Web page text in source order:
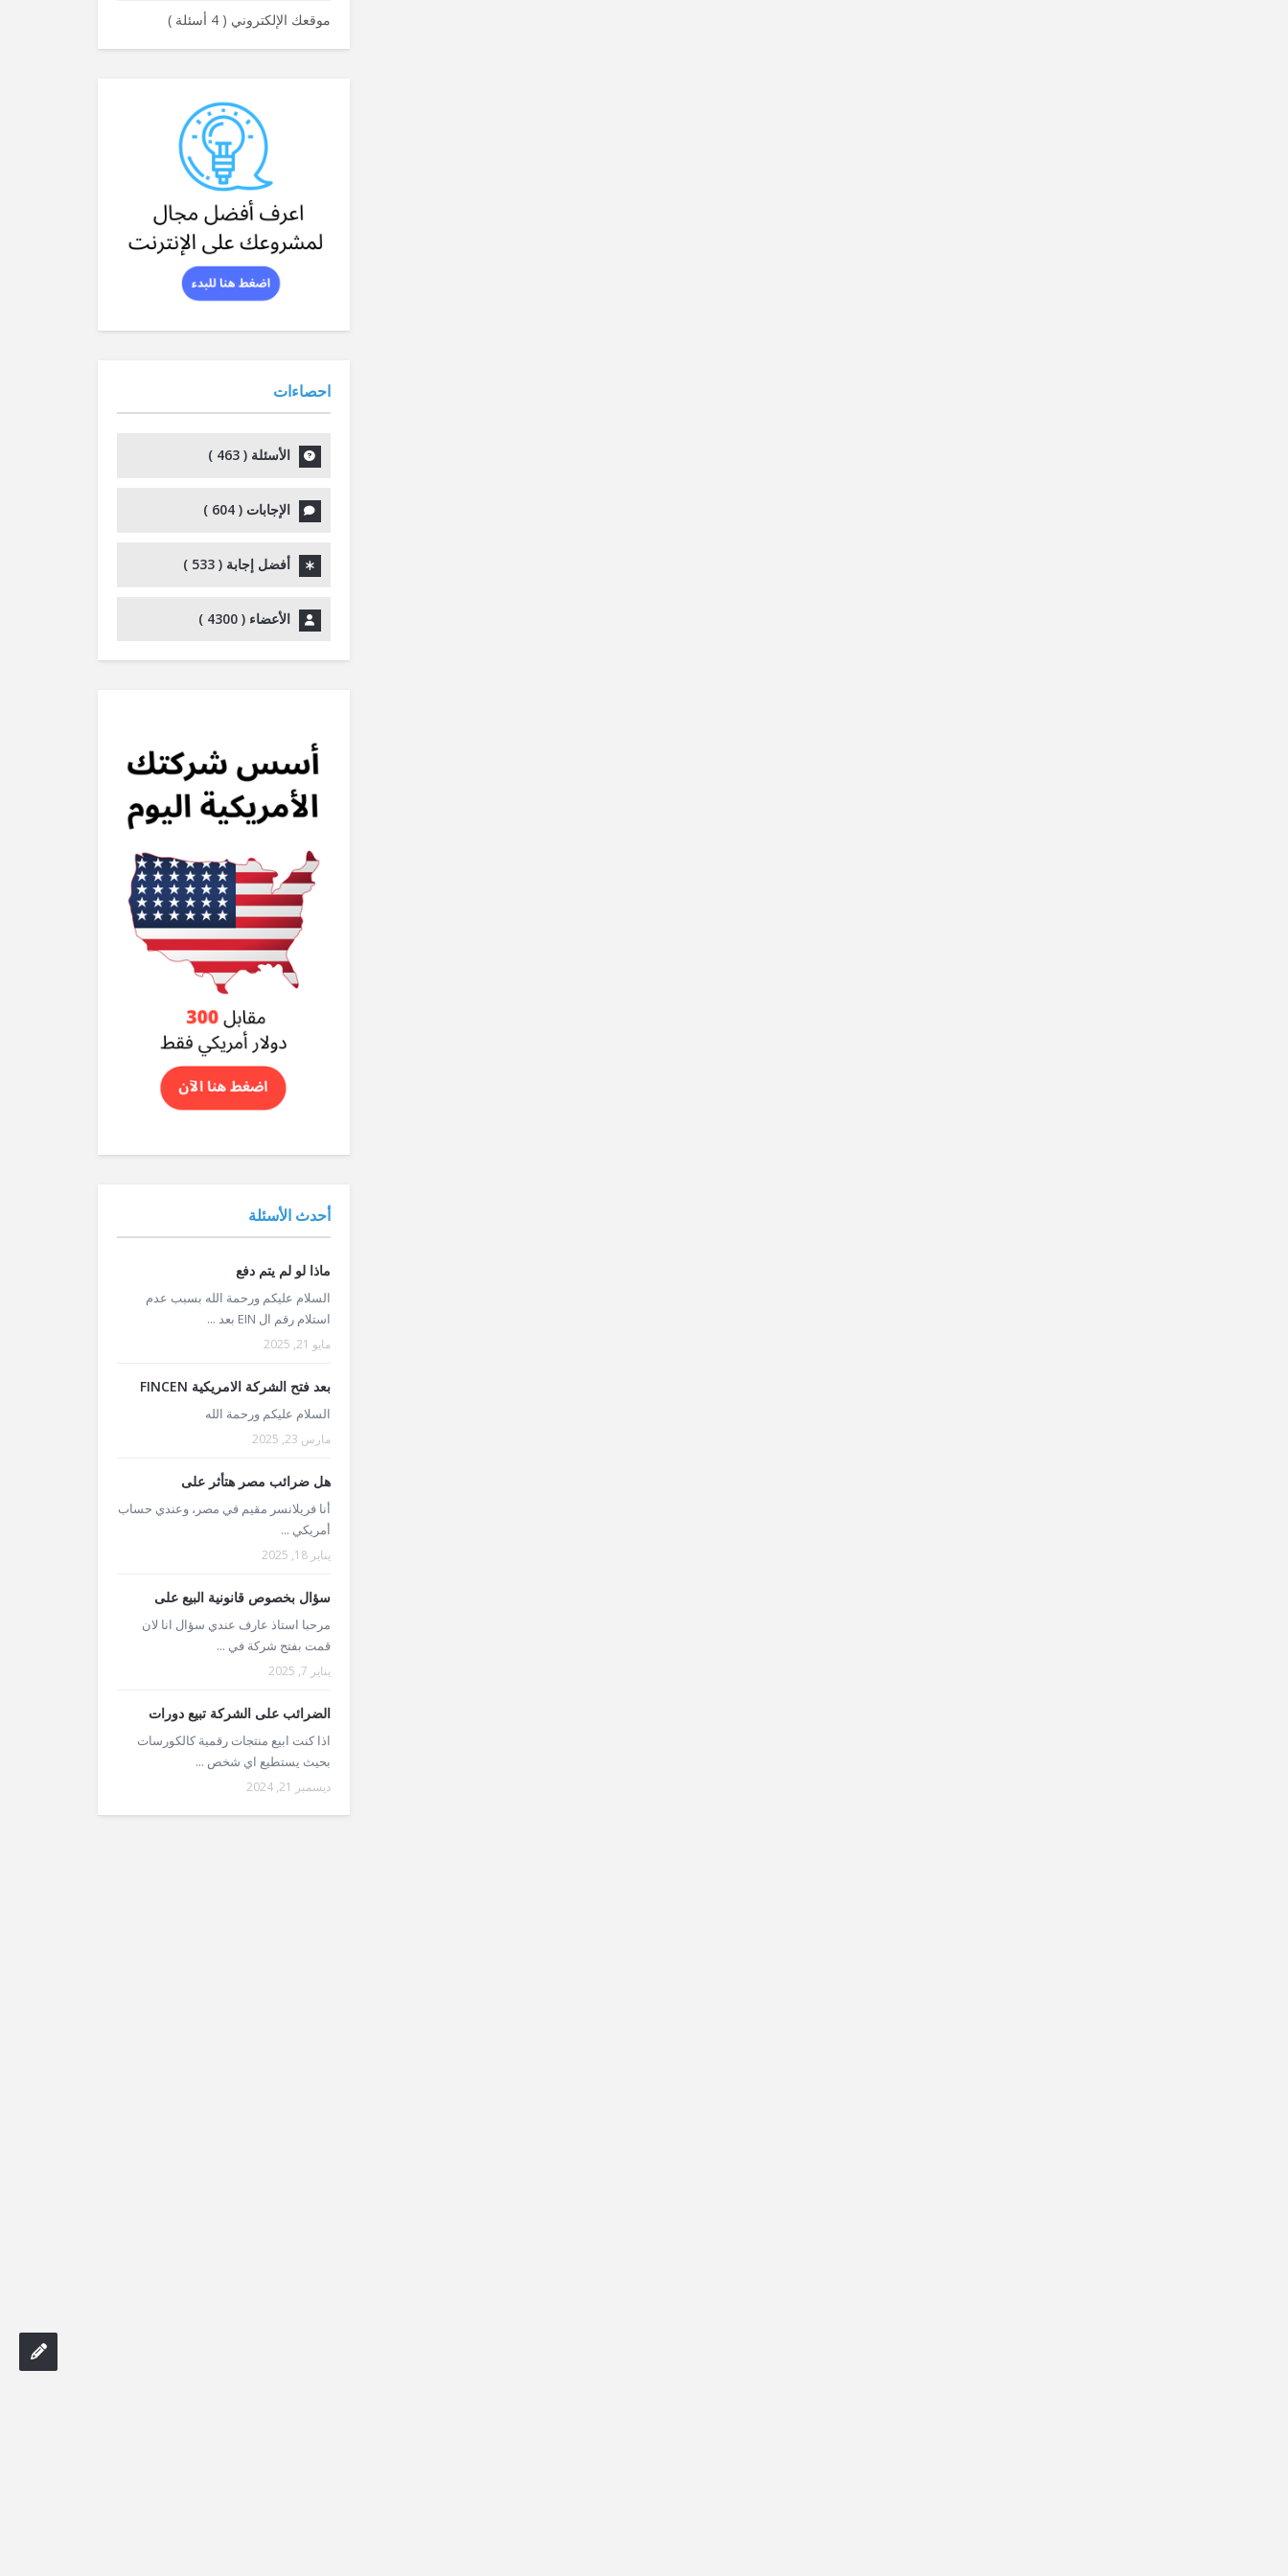
موقعك الإلكتروني (4 أسئلة )
احصاءات
الأسئلة (463
)
الإجابات (604
)
أفضل إجابة (533
)
الأعضاء (4300
)
أحدث الأسئلة
ماذا لو لم يتم دفع
السلام عليكم ورحمة الله بسبب عدم
استلام رقم ال EIN بعد ...
مايو 21, 2025
بعد فتح الشركة الامريكية FINCEN
السلام عليكم ورحمة الله
مارس 23, 2025
هل ضرائب مصر هتأثر على
أنا فريلانسر مقيم في مصر، وعندي حساب
أمريكي ...
يناير 18, 2025
سؤال بخصوص قانونية البيع على
مرحبا استاذ عارف عندي سؤال انا لان
قمت بفتح شركة في ...
يناير 7, 2025
الضرائب على الشركة تبيع دورات
اذا كنت ابيع منتجات رقمية كالكورسات
بحيث يستطيع اي شخص ...
ديسمبر 21, 2024